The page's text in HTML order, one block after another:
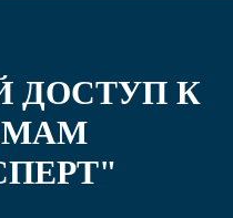
ДОСТУП К